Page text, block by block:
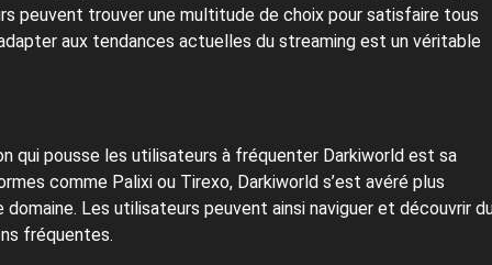
peuvent trouver une multitude de choix pour satisfaire tous
aux tendances actuelles du streaming est un véritable
qui pousse les utilisateurs à fréquenter Darkiworld est sa
comme Palixi ou Tirexo, Darkiworld s’est avéré plus
Les utilisateurs peuvent ainsi naviguer et découvrir
fréquentes.